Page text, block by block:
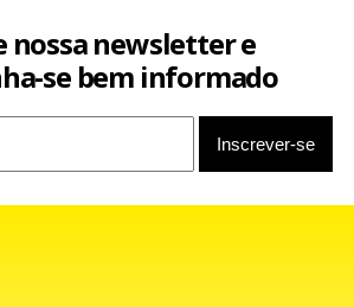
nossa newsletter e
se bem informado